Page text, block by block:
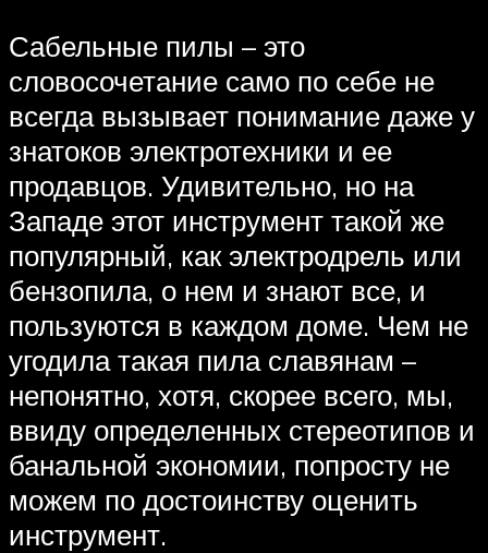
Сабельные пилы – это
словосочетание само по себе не
всегда вызывает понимание даже у
знатоков электротехники и ее
продавцов. Удивительно, но на
Западе этот инструмент такой же
популярный, как электродрель или
бензопила, о нем и знают все, и
пользуются в каждом доме. Чем не
угодила такая пила славянам –
непонятно, хотя, скорее всего, мы,
ввиду определенных стереотипов и
банальной экономии, попросту не
можем по достоинству оценить
инструмент.